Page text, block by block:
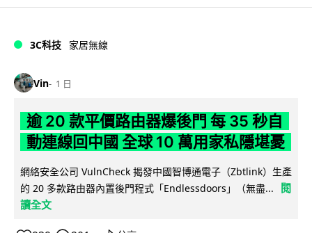
3C科技 家居無線
Vin 1 日
逾 20 款平價路由器爆後門 每 35 秒自
動連線回中國 全球 10 萬用家私隱堪憂
網絡安全公司 VulnCheck 揭發中國智博通電子（Zbtlink）生產
的 20 多款路由器內置後門程式「Endlessdoors」（無盡...
閱
讀全文